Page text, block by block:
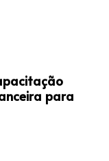
para